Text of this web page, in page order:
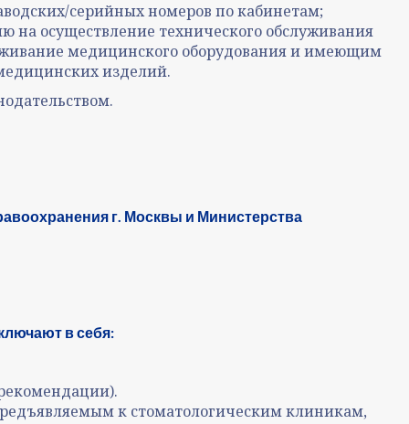
серийных номеров по кабинетам;
осуществление технического обслуживания
медицинского оборудования и имеющим
изделий.
г. Москвы и Министерства
в себя:
к стоматологическим клиникам,